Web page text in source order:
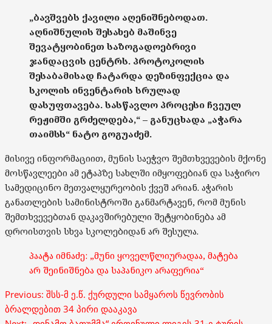
„ბავშვებს ქავილი აღენიშნებოდათ.
აღნიშნულის შესახებ მაშინვე
შევატყობინეთ საზოგადოებრივი
ჯანდაცვის ცენტრს. პროტოკოლის
შესაბამისად ჩატარდა დეზინფექცია და
სკოლის ინვენტარის სრულად
დასუფთავება. სასწავლო პროცესი ჩვეულ
რეჟიმში გრძელდება,“ – განუცხადა „აჭარა
თაიმსს“ ნატო გოგუაძემ.
მისივე ინფორმაციით, მუნის საეჭვო შემთხვევების მქონე
მოსწავლეები ამ ეტაპზე სახლში იმყოფებიან და საჭირო
სამედიცინო მეთვალყურეობის ქვეშ არიან. აჭარის
განათლების სამინისტროში განმარტავენ, რომ მუნის
შემთხვევებთან დაკავშირებული შეტყობინება ამ
დროისთვის სხვა სკოლებიდან არ შესულა.
პაატა იმნაძე: „მუნი ყოველწლიურადაა, მატება
არ შეინიშნება და საპანიკო არაფერია“
Post
navigation
Previous: შსს-მ ე.წ. ქურდული სამყაროს წევრობის
ბრალდებით 34 პირი დააკავა